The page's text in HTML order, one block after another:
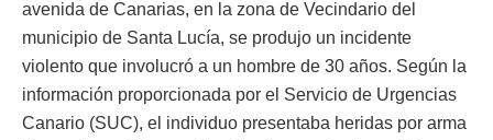
avenida de Canarias, en la zona de Vecindario del
municipio de Santa Lucía, se produjo un incidente
violento que involucró a un hombre de 30 años. Según la
información proporcionada por el Servicio de Urgencias
Canario (SUC), el individuo presentaba heridas por arma